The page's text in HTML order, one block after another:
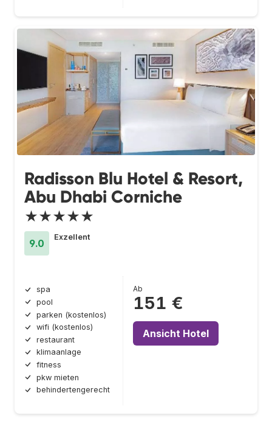
Radisson Blu Hotel & Resort,
Abu Dhabi Corniche
★★★★★
9.0
Exzellent
spa
pool
parken (kostenlos)
wifi (kostenlos)
restaurant
klimaanlage
fitness
pkw mieten
behindertengerecht
Ab
151 €
Ansicht Hotel